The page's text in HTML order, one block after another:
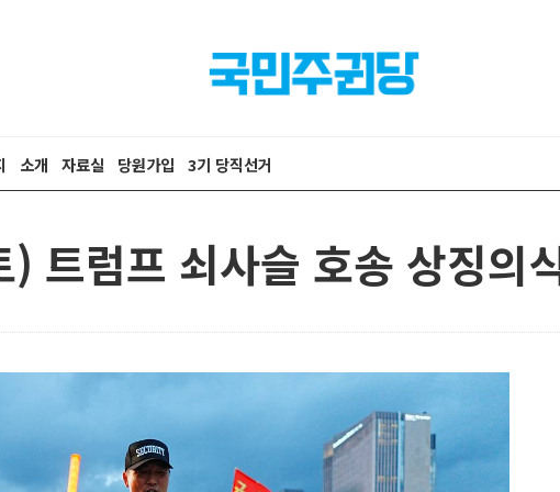
소개 자료실 당원가입 3기 당직선거
트럼프 쇠사슬 호송 상징의